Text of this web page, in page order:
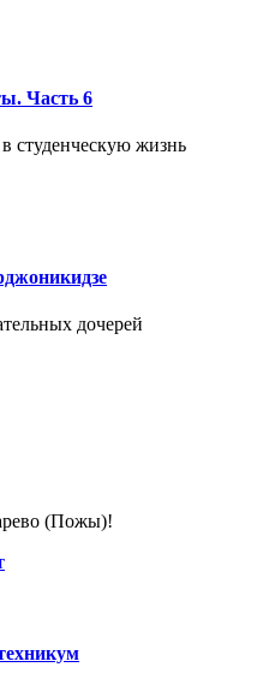
Часть 6
студенческую жизнь
дочерей
(Пожы)!